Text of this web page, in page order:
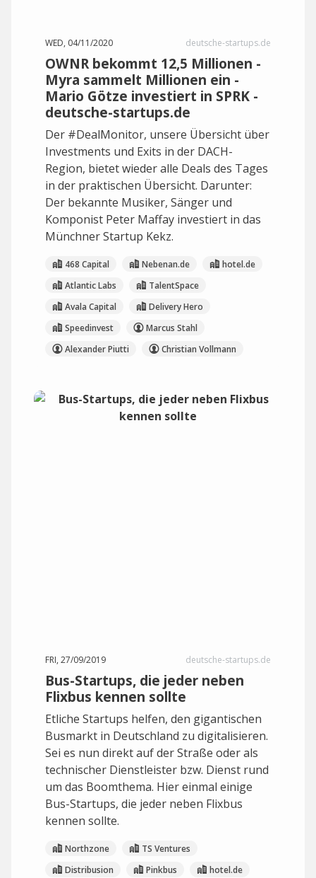
WED, 04/11/2020 deutsche-startups.de
OWNR bekommt 12,5 Millionen -
Myra sammelt Millionen ein -
Mario Götze investiert in SPRK -
deutsche-startups.de
Der #DealMonitor, unsere Übersicht über
Investments und Exits in der DACH-
Region, bietet wieder alle Deals des Tages
in der praktischen Übersicht. Darunter:
Der bekannte Musiker, Sänger und
Komponist Peter Maffay investiert in das
Münchner Startup Kekz.
468 Capital Nebenan.de
hotel.de
Atlantic Labs
TalentSpace
Avala Capital
Delivery Hero
Speedinvest
Marcus Stahl
Alexander Piutti
Christian Vollmann
FRI, 27/09/2019 deutsche-startups.de
Bus-Startups, die jeder neben
Flixbus kennen sollte
Etliche Startups helfen, den gigantischen
Busmarkt in Deutschland zu digitalisieren.
Sei es nun direkt auf der Straße oder als
technischer Dienstleister bzw. Dienst rund
um das Boomthema. Hier einmal einige
Bus-Startups, die jeder neben Flixbus
kennen sollte.
Northzone
TS Ventures
Distribusion
Pinkbus
hotel.de